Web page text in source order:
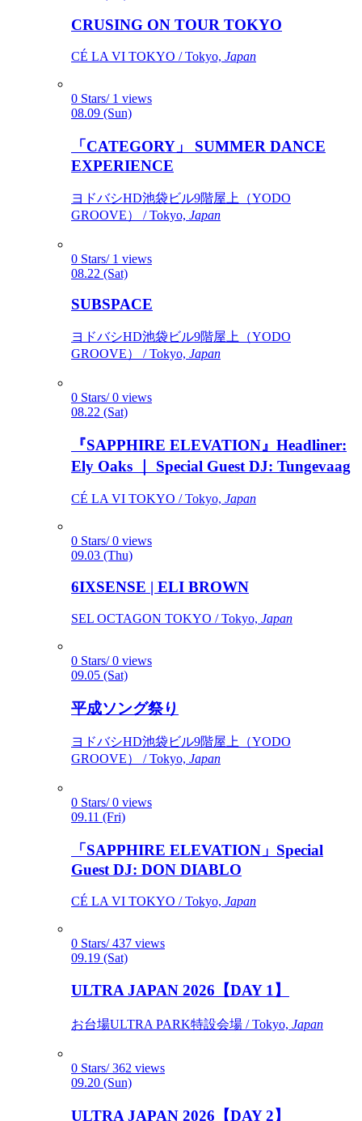
CRUSING ON TOUR TOKYO
CÉ LA VI TOKYO / Tokyo, Japan
0 Stars/ 1 views
08.09 (Sun)
「CATEGORY」 SUMMER DANCE
EXPERIENCE
ヨドバシHD池袋ビル9階屋上（YODO
GROOVE） / Tokyo, Japan
0 Stars/ 1 views
08.22 (Sat)
SUBSPACE
ヨドバシHD池袋ビル9階屋上（YODO
GROOVE） / Tokyo, Japan
0 Stars/ 0 views
08.22 (Sat)
『SAPPHIRE ELEVATION』Headliner:
Ely Oaks ｜ Special Guest DJ: Tungevaag
CÉ LA VI TOKYO / Tokyo, Japan
0 Stars/ 0 views
09.03 (Thu)
6IXSENSE | ELI BROWN
SEL OCTAGON TOKYO / Tokyo, Japan
0 Stars/ 0 views
09.05 (Sat)
平成ソング祭り
ヨドバシHD池袋ビル9階屋上（YODO
GROOVE） / Tokyo, Japan
0 Stars/ 0 views
09.11 (Fri)
「SAPPHIRE ELEVATION」Special
Guest DJ: DON DIABLO
CÉ LA VI TOKYO / Tokyo, Japan
0 Stars/ 437 views
09.19 (Sat)
ULTRA JAPAN 2026【DAY 1】
お台場ULTRA PARK特設会場 / Tokyo, Japan
0 Stars/ 362 views
09.20 (Sun)
ULTRA JAPAN 2026【DAY 2】